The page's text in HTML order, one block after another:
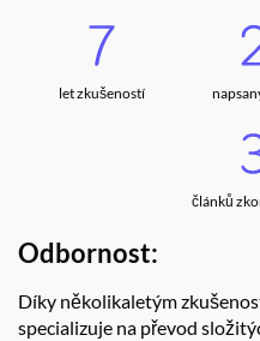
let zkušeností
článků
Odbornost:
Díky několikaletým
specializuje na převod